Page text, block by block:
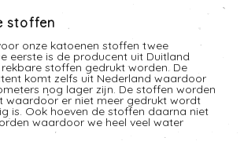
stoffen
onze katoenen stoffen twee
eerste is de producent uit Duitland
stoffen gedrukt worden. De
komt zelfs uit Nederland waardoor
nog lager zijn. De stoffen worden
waardoor er niet meer gedrukt wordt
is. Ook hoeven de stoffen daarna niet
waardoor we heel veel water